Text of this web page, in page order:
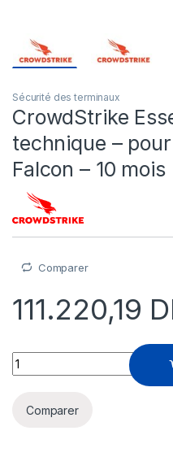
Sécurité des terminaux
CrowdStrike
technique –
Falcon – 10 mois
Comparer
111.220,19
CrowdStrike Essential -
Comparer